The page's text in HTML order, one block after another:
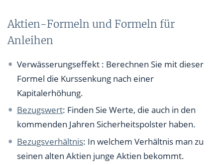
Aktien-Formeln und Formeln für
Anleihen
Verwässerungseffekt : Berechnen Sie mit dieser
Formel die Kurssenkung nach einer
Kapitalerhöhung.
Bezugswert: Finden Sie Werte, die auch in den
kommenden Jahren Sicherheitspolster haben.
Bezugsverhältnis: In welchem Verhältnis man zu
seinen alten Aktien junge Aktien bekommt.